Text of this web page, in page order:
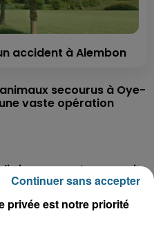
accident à Alembon
secourus à Oye-
vaste opération
jeunes vont parcourir
rencontrer...
privée est notre priorité
Continuer sans accepter